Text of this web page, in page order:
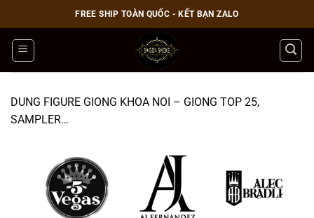
qua
nội
dung
FREE SHIP TOÀN QUỐC - KẾT BẠN ZALO
DUNG FIGURE GIONG KHOA NOI – GIONG TOP 25,
SAMPLER…